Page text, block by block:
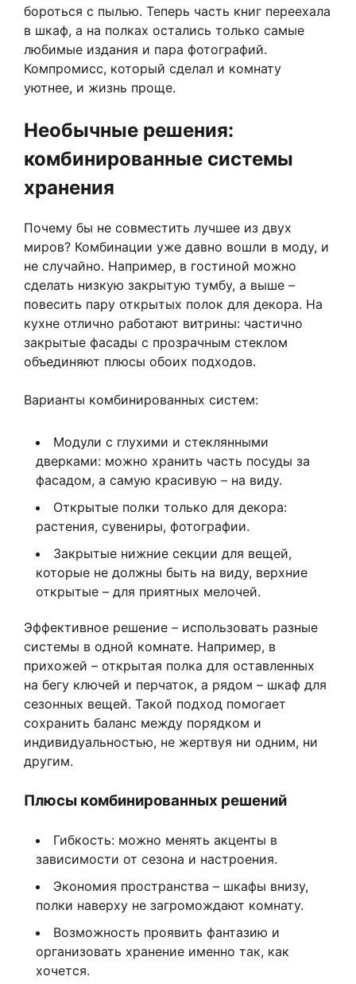
бороться с пылью. Теперь часть книг переехала
в шкаф, а на полках остались только самые
любимые издания и пара фотографий.
Компромисс, который сделал и комнату
уютнее, и жизнь проще.
Необычные решения:
комбинированные системы
хранения
Почему бы не совместить лучшее из двух
миров? Комбинации уже давно вошли в моду, и
не случайно. Например, в гостиной можно
сделать низкую закрытую тумбу, а выше –
повесить пару открытых полок для декора. На
кухне отлично работают витрины: частично
закрытые фасады с прозрачным стеклом
объединяют плюсы обоих подходов.
Варианты комбинированных систем:
Модули с глухими и стеклянными
дверками: можно хранить часть посуды за
фасадом, а самую красивую – на виду.
Открытые полки только для декора:
растения, сувениры, фотографии.
Закрытые нижние секции для вещей,
которые не должны быть на виду, верхние
открытые – для приятных мелочей.
Эффективное решение – использовать разные
системы в одной комнате. Например, в
прихожей – открытая полка для оставленных
на бегу ключей и перчаток, а рядом – шкаф для
сезонных вещей. Такой подход помогает
сохранить баланс между порядком и
индивидуальностью, не жертвуя ни одним, ни
другим.
Плюсы комбинированных решений
Гибкость: можно менять акценты в
зависимости от сезона и настроения.
Экономия пространства – шкафы внизу,
полки наверху не загромождают комнату.
Возможность проявить фантазию и
организовать хранение именно так, как
хочется.